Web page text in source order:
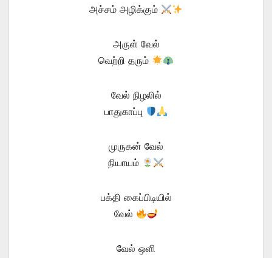
அச்சம் அழிக்கும்
அருள் வேல்
வெற்றி தரும்
வேல் நிழலில்
பாதுகாப்பு
முருகன் வேல்
நியாயம்
பக்தி கைப்பிடியில்
வேல்
வேல் ஒளி